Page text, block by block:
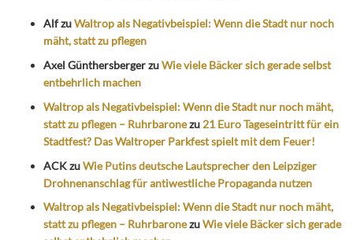
AlfzuWaltrop als Negativbeispiel: Wenn die Stadt nur noch
mäht, statt zu pflegen
Axel GünthersbergerzuWie viele Bäcker sich gerade selbst
entbehrlich machen
Waltrop als Negativbeispiel: Wenn die Stadt nur noch mäht,
statt zu pflegen – Ruhrbaronezu 21 Euro Tageseintritt für ein
Stadtfest? Das Waltroper Parkfest spielt mit dem Feuer!
ACKzuWie Putins deutsche Lautsprecher den Leipziger
Drohnenanschlag für antiwestliche Propaganda nutzen
Waltrop als Negativbeispiel: Wenn die Stadt nur noch mäht,
statt zu pflegen – RuhrbaronezuWie viele Bäcker sich gerade